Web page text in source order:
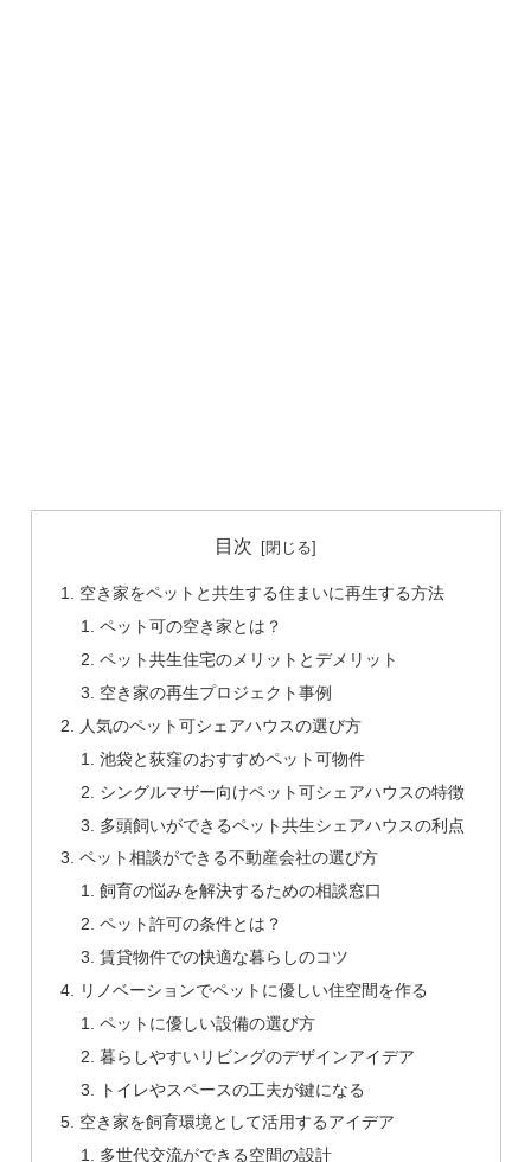
目次
空き家をペットと共生する住まいに再生する方法
ペット可の空き家とは？
ペット共生住宅のメリットとデメリット
空き家の再生プロジェクト事例
人気のペット可シェアハウスの選び方
池袋と荻窪のおすすめペット可物件
シングルマザー向けペット可シェアハウスの特徴
多頭飼いができるペット共生シェアハウスの利点
ペット相談ができる不動産会社の選び方
飼育の悩みを解決するための相談窓口
ペット許可の条件とは？
賃貸物件での快適な暮らしのコツ
リノベーションでペットに優しい住空間を作る
ペットに優しい設備の選び方
暮らしやすいリビングのデザインアイデア
トイレやスペースの工夫が鍵になる
空き家を飼育環境として活用するアイデア
多世代交流ができる空間の設計